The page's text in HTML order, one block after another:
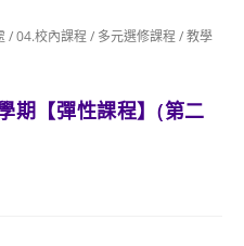
/04.校內課程 / 多元選修課程 /教學
期【彈性課程】(第二